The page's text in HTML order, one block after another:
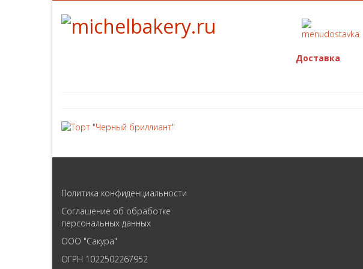
Доставка
Политика конфиденциальности
Соглашение об обработке
персональных данных
ООО "Сакура"
ОГРН 1022502267952